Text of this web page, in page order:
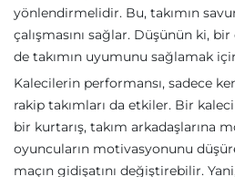
yönlendirmelidir. Bu, takımın
çalışmasını sağlar. Düşünün ki,
de takımın uyumunu sağlamak
Kalecilerin performansı, sadece
rakip takımları da etkiler. Bir
bir kurtarış, takım arkadaşlarına
oyuncuların motivasyonunu
maçın gidişatını değiştirebilir.